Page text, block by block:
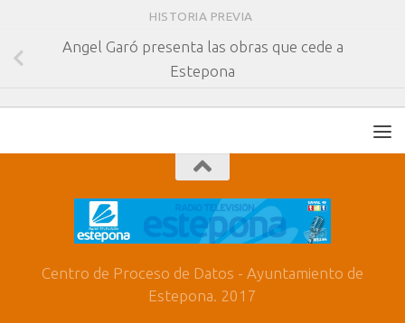
HISTORIA PREVIA
Angel Garó presenta las obras que cede a
Estepona
Centro de Proceso de Datos - Ayuntamiento de
Estepona. 2017